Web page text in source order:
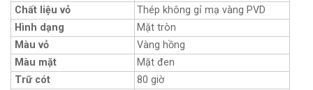
Chất liệu vỏ
Thép không gỉ mạ vàng PVD
Hình dạng
Mặt tròn
Màu vỏ
Vàng hồng
Màu mặt
Mặt đen
Trữ cót
80 giờ